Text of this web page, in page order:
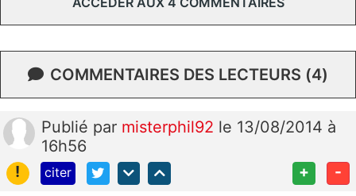
COMMENTAIRES DES LECTEURS (4)
Publié par misterphil92 le 13/08/2014 à
16h56
!
citer + -